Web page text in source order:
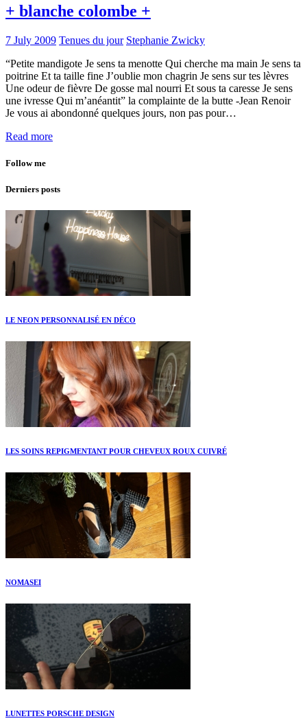
+ blanche colombe +
7 July 2009 Tenues du jour Stephanie Zwicky
“Petite mandigote Je sens ta menotte Qui cherche ma main Je sens ta
poitrine Et ta taille fine J’oublie mon chagrin Je sens sur tes lèvres
Une odeur de fièvre De gosse mal nourri Et sous ta caresse Je sens
une ivresse Qui m’anéantit” la complainte de la butte -Jean Renoir
Je vous ai abondonné quelques jours, non pas pour…
Read more
Follow me
Derniers posts
LE NEON PERSONNALISÉ EN DÉCO
LES SOINS REPIGMENTANT POUR CHEVEUX ROUX CUIVRÉ
NOMASEI
LUNETTES PORSCHE DESIGN